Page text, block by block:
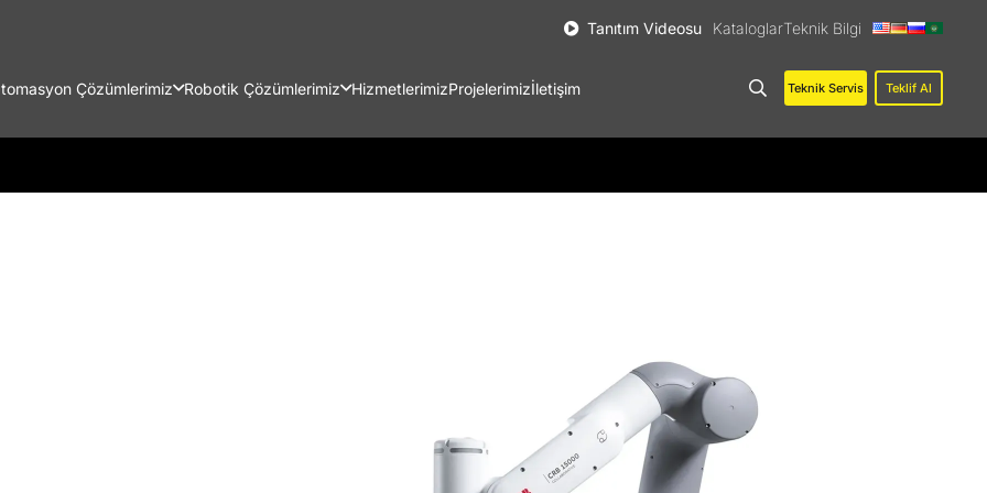
Tanıtım Videosu KataloglarTeknik Bilgi
Çözümlerimiz Robotik Çözümlerimiz HizmetlerimizProjelerimizİletişim Teknik Servis Teklif Al